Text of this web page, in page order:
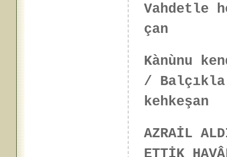
Vahdetle
çan
Kànùnu
/
kehkeşan
AZRAİL
ETTİK